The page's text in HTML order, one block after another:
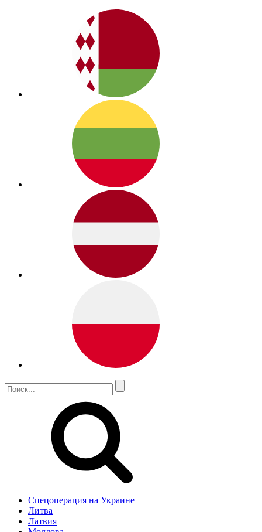
Спецоперация на Украине
Литва
Латвия